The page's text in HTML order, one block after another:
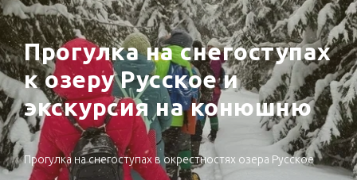
Прогулка на снегоступах
к озеру Русское и
экскурсия на конюшню
Прогулка на снегоступах в окрестностях озера Русское